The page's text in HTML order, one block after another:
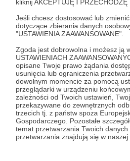
kliknij AKCEPTUJĘ I PRZECHODZĘ
Jeśli chcesz dostosować lub
dotyczące zbierania danych
"USTAWIENIA ZAAWANSOWANE".
Zgoda jest dobrowolna i możesz ją
USTAWIENIACH
opisane Twoje prawo żądania
usunięcia lub ograniczenia
dowolnym momencie za pomocą
przeglądarki w urządzeniu
zależności od Twoich ustawień,
przekazywane do zewnętrznych
trzecich tj. z państw spoza
Gospodarczego. Pozostałe
temat przetwarzania Twoich danych
przetwarzania znajdują się w naszej
o stanie świata nadawane
udziałem publiczności.
mnie przegląd światowej
Patroni: 425
100 zł miesięcznie
Jeśli jesteś gotów wspomóc